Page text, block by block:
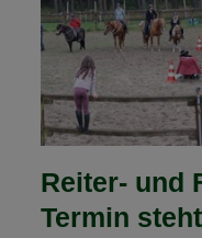
Reiter- und
Termin